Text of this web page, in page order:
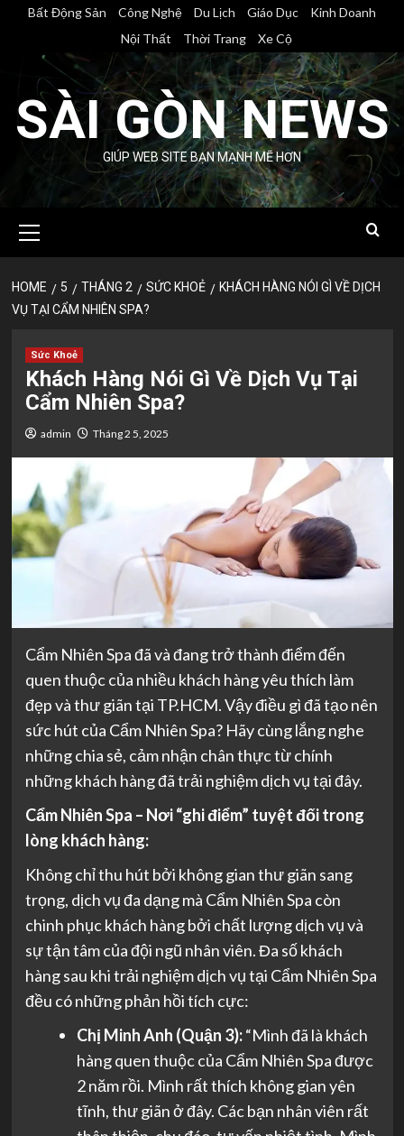
content
Bất Động Sản Công Nghệ Du Lịch Giáo Dục
Kinh Doanh
Nội Thất
Thời Trang Xe Cộ
SÀI GÒN NEWS
GIÚP WEB SITE BẠN MẠNH MẼ HƠN
Menu
HOME 5 THÁNG 2 SỨC KHOẺ
KHÁCH HÀNG NÓI GÌ VỀ DỊCH
VỤ TẠI CẨM NHIÊN SPA?
Sức Khoẻ
Khách Hàng Nói Gì Về Dịch Vụ Tại
Cẩm Nhiên Spa?
admin Tháng 2 5, 2025
Cẩm Nhiên Spa đã và đang trở thành điểm đến
quen thuộc của nhiều khách hàng yêu thích làm
đẹp và thư giãn tại TP.HCM. Vậy điều gì đã tạo nên
sức hút của Cẩm Nhiên Spa? Hãy cùng lắng nghe
những chia sẻ, cảm nhận chân thực từ chính
những khách hàng đã trải nghiệm dịch vụ tại đây.
Cẩm Nhiên Spa – Nơi “ghi điểm” tuyệt đối trong
lòng khách hàng:
Không chỉ thu hút bởi không gian thư giãn sang
trọng, dịch vụ đa dạng mà Cẩm Nhiên Spa còn
chinh phục khách hàng bởi chất lượng dịch vụ và
sự tận tâm của đội ngũ nhân viên. Đa số khách
hàng sau khi trải nghiệm dịch vụ tại Cẩm Nhiên Spa
đều có những phản hồi tích cực:
Chị Minh Anh (Quận 3):“Mình đã là khách
hàng quen thuộc của Cẩm Nhiên Spa được
2 năm rồi. Mình rất thích không gian yên
tĩnh, thư giãn ở đây. Các bạn nhân viên rất